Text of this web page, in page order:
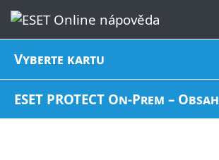
Vyberte kartu
ESET PROTECT On-Prem – Obsah